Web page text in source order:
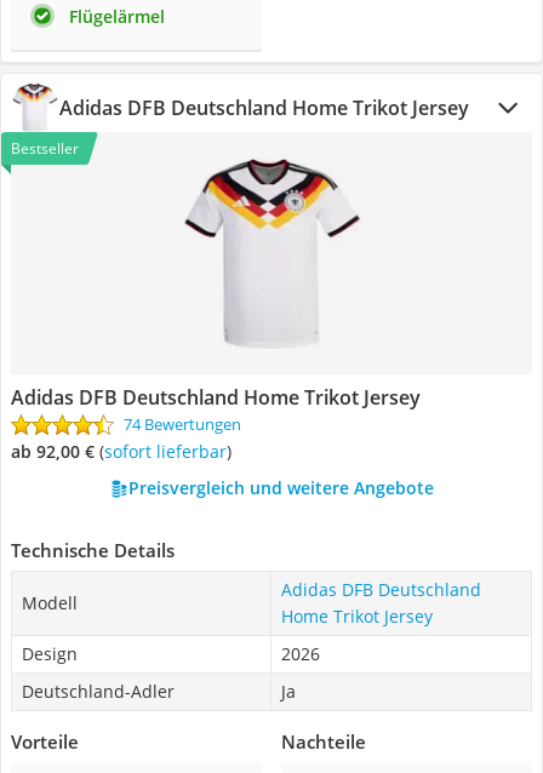
Flügelärmel
Adidas DFB Deutschland Home Trikot Jersey
Bestseller
Adidas DFB Deutschland Home Trikot Jersey
74 Bewertungen
ab 92,00 € ( Sofort lieferbar)
Preisvergleich und weitere Angebote
Technische Details
Modell
Adidas DFB Deutschland
Home Trikot Jersey
Design
2026
Deutschland-Adler
Ja
Vorteile Nachteile